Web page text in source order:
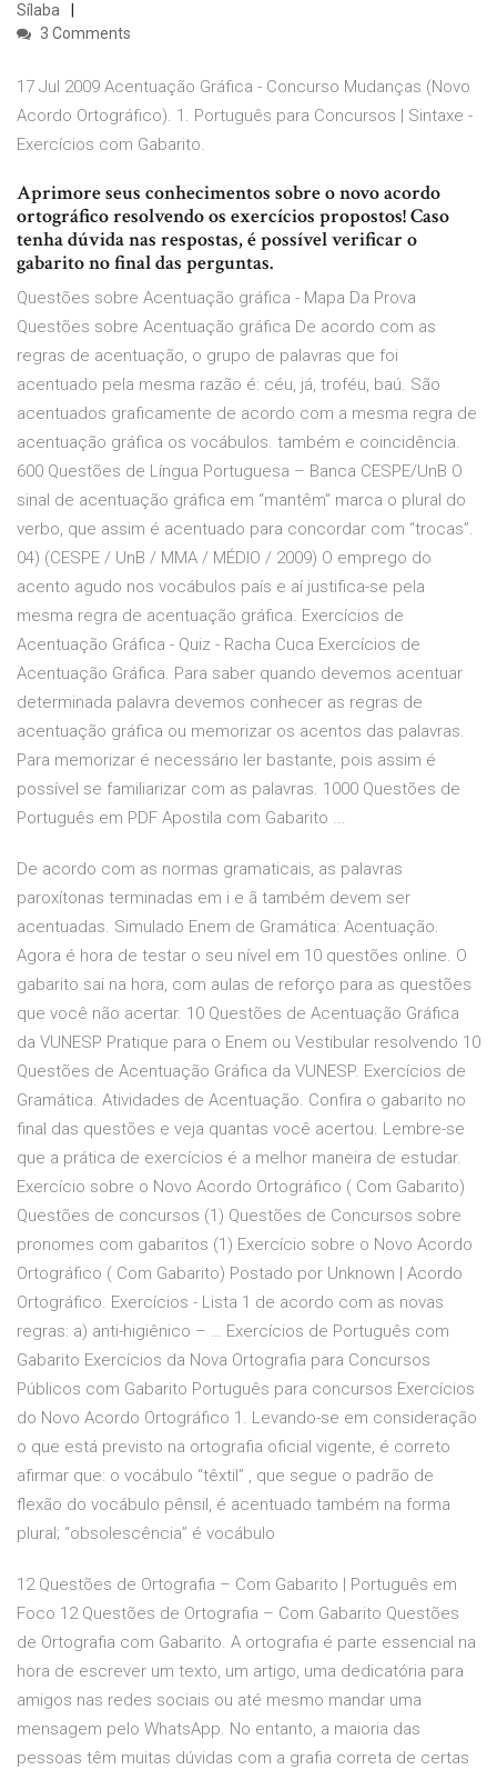
Sílaba
3 Comments
17 Jul 2009 Acentuação Gráfica - Concurso Mudanças (Novo
Acordo Ortográfico). 1. Português para Concursos | Sintaxe -
Exercícios com Gabarito.
Aprimore seus conhecimentos sobre o novo acordo
ortográfico resolvendo os exercícios propostos! Caso
tenha dúvida nas respostas, é possível verificar o
gabarito no final das perguntas.
Questões sobre Acentuação gráfica - Mapa Da Prova
Questões sobre Acentuação gráfica De acordo com as
regras de acentuação, o grupo de palavras que foi
acentuado pela mesma razão é: céu, já, troféu, baú. São
acentuados graficamente de acordo com a mesma regra de
acentuação gráfica os vocábulos. também e coincidência.
600 Questões de Língua Portuguesa – Banca CESPE/UnB O
sinal de acentuação gráfica em “mantêm” marca o plural do
verbo, que assim é acentuado para concordar com “trocas”.
04) (CESPE / UnB / MMA / MÉDIO / 2009) O emprego do
acento agudo nos vocábulos país e aí justifica-se pela
mesma regra de acentuação gráfica. Exercícios de
Acentuação Gráfica - Quiz - Racha Cuca Exercícios de
Acentuação Gráfica. Para saber quando devemos acentuar
determinada palavra devemos conhecer as regras de
acentuação gráfica ou memorizar os acentos das palavras.
Para memorizar é necessário ler bastante, pois assim é
possível se familiarizar com as palavras. 1000 Questões de
Português em PDF Apostila com Gabarito ...
De acordo com as normas gramaticais, as palavras
paroxítonas terminadas em i e ã também devem ser
acentuadas. Simulado Enem de Gramática: Acentuação.
Agora é hora de testar o seu nível em 10 questões online. O
gabarito sai na hora, com aulas de reforço para as questões
que você não acertar. 10 Questões de Acentuação Gráfica
da VUNESP Pratique para o Enem ou Vestibular resolvendo 10
Questões de Acentuação Gráfica da VUNESP. Exercícios de
Gramática. Atividades de Acentuação. Confira o gabarito no
final das questões e veja quantas você acertou. Lembre-se
que a prática de exercícios é a melhor maneira de estudar.
Exercício sobre o Novo Acordo Ortográfico ( Com Gabarito)
Questões de concursos (1) Questões de Concursos sobre
pronomes com gabaritos (1) Exercício sobre o Novo Acordo
Ortográfico ( Com Gabarito) Postado por Unknown | Acordo
Ortográfico. Exercícios - Lista 1 de acordo com as novas
regras: a) anti-higiênico – … Exercícios de Português com
Gabarito Exercícios da Nova Ortografia para Concursos
Públicos com Gabarito Português para concursos Exercícios
do Novo Acordo Ortográfico 1. Levando-se em consideração
o que está previsto na ortografia oficial vigente, é correto
afirmar que: o vocábulo “têxtil” , que segue o padrão de
flexão do vocábulo pênsil, é acentuado também na forma
plural; “obsolescência” é vocábulo
12 Questões de Ortografia – Com Gabarito | Português em
Foco 12 Questões de Ortografia – Com Gabarito Questões
de Ortografia com Gabarito. A ortografia é parte essencial na
hora de escrever um texto, um artigo, uma dedicatória para
amigos nas redes sociais ou até mesmo mandar uma
mensagem pelo WhatsApp. No entanto, a maioria das
pessoas têm muitas dúvidas com a grafia correta de certas